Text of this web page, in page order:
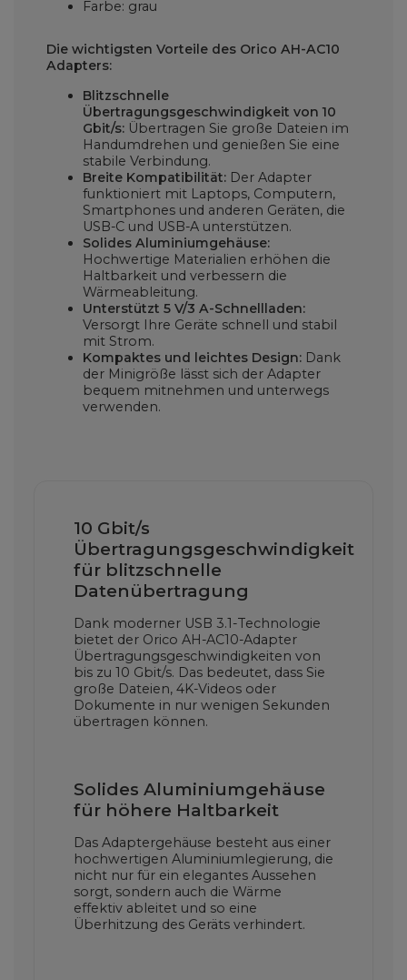
Farbe: grau
Die wichtigsten Vorteile des Orico AH-AC10
Adapters:
Blitzschnelle
Übertragungsgeschwindigkeit von 10
Gbit/s: Übertragen Sie große Dateien im
Handumdrehen und genießen Sie eine
stabile Verbindung.
Breite Kompatibilität: Der Adapter
funktioniert mit Laptops, Computern,
Smartphones und anderen Geräten, die
USB-C und USB-A unterstützen.
Solides Aluminiumgehäuse:
Hochwertige Materialien erhöhen die
Haltbarkeit und verbessern die
Wärmeableitung.
Unterstützt 5 V/3 A-Schnellladen:
Versorgt Ihre Geräte schnell und stabil
mit Strom.
Kompaktes und leichtes Design: Dank
der Minigröße lässt sich der Adapter
bequem mitnehmen und unterwegs
verwenden.
10 Gbit/s
Übertragungsgeschwindigkeit
für blitzschnelle
Datenübertragung
Dank moderner USB 3.1-Technologie
bietet der Orico AH-AC10-Adapter
Übertragungsgeschwindigkeiten von
bis zu 10 Gbit/s. Das bedeutet, dass Sie
große Dateien, 4K-Videos oder
Dokumente in nur wenigen Sekunden
übertragen können.
Solides Aluminiumgehäuse
für höhere Haltbarkeit
Das Adaptergehäuse besteht aus einer
hochwertigen Aluminiumlegierung, die
nicht nur für ein elegantes Aussehen
sorgt, sondern auch die Wärme
effektiv ableitet und so eine
Überhitzung des Geräts verhindert.